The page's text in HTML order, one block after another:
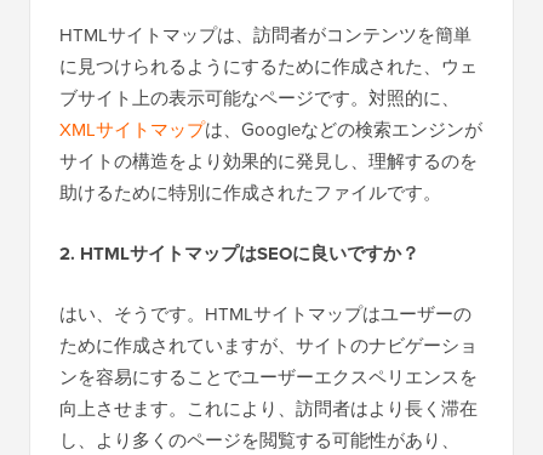
HTMLサイトマップは、訪問者がコンテンツを簡単
に見つけられるようにするために作成された、ウェ
ブサイト上の表示可能なページです。対照的に、
XMLサイトマップは、Googleなどの検索エンジンが
サイトの構造をより効果的に発見し、理解するのを
助けるために特別に作成されたファイルです。
2. HTMLサイトマップはSEOに良いですか？
はい、そうです。HTMLサイトマップはユーザーの
ために作成されていますが、サイトのナビゲーショ
ンを容易にすることでユーザーエクスペリエンスを
向上させます。これにより、訪問者はより長く滞在
し、より多くのページを閲覧する可能性があり、